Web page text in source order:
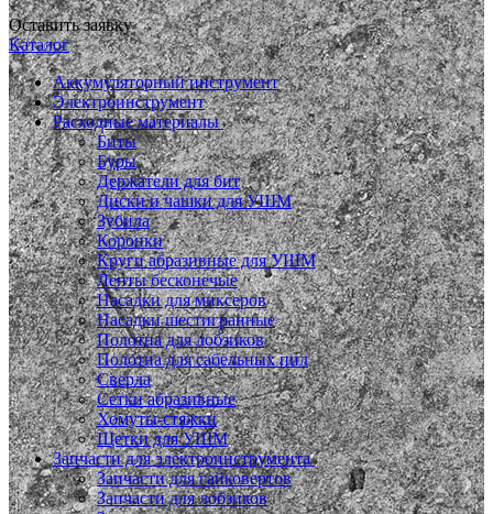
Оставить заявку
Каталог
Аккумуляторный инструмент
Электроинструмент
Расходные материалы
Биты
Буры
Держатели для бит
Диски и чашки для УШМ
Зубила
Коронки
Круги абразивные для УШМ
Ленты бесконечые
Насадки для миксеров
Насадки шестигранные
Полотна для лобзиков
Полотна для сабельных пил
Сверла
Сетки абразивные
Хомуты-стяжки
Щетки для УШМ
Запчасти для электроинструмента
Запчасти для гайковертов
Запчасти для лобзиков